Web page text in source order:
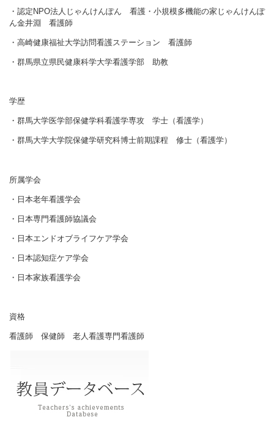
・認定NPO法人じゃんけんぽん 看護・小規模多機能の家じゃんけんぽ
ん金井淵 看護師
・高崎健康福祉大学訪問看護ステーション 看護師
・群馬県立県民健康科学大学看護学部 助教
学歴
・群馬大学医学部保健学科看護学専攻 学士（看護学）
・群馬大学大学院保健学研究科博士前期課程 修士（看護学）
所属学会
・日本老年看護学会
・日本専門看護師協議会
・日本エンドオブライフケア学会
・日本認知症ケア学会
・日本家族看護学会
資格
看護師 保健師 老人看護専門看護師